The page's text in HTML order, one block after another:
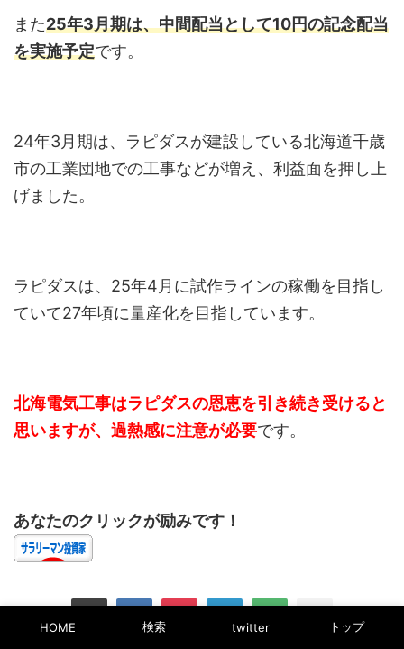
また25年3月期は、中間配当として10円の記念配当
を実施予定です。
24年3月期は、ラピダスが建設している北海道千歳
市の工業団地での工事などが増え、利益面を押し上
げました。
ラピダスは、25年4月に試作ラインの稼働を目指し
ていて27年頃に量産化を目指しています。
北海電気工事はラピダスの恩恵を引き続き受けると
思いますが、過熱感に注意が必要です。
あなたのクリックが励みです！
HOME 検索 twitter トップ